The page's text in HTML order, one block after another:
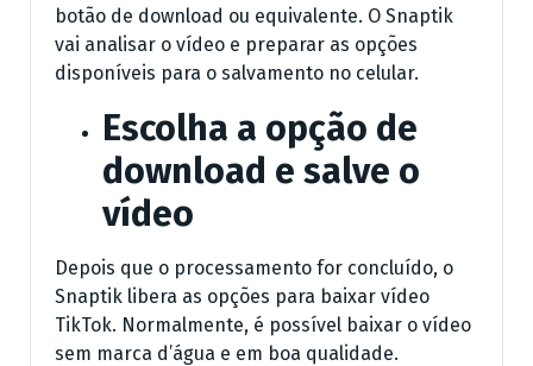
botão de download ou equivalente. O Snaptik
vai analisar o vídeo e preparar as opções
disponíveis para o salvamento no celular.
Escolha a opção de
download e salve o
vídeo
Depois que o processamento for concluído, o
Snaptik libera as opções para baixar vídeo
TikTok. Normalmente, é possível baixar o vídeo
sem marca d’água e em boa qualidade.